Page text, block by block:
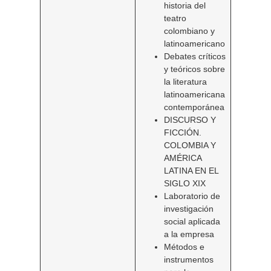
historia del
teatro
colombiano y
latinoamericano
Debates críticos
y teóricos sobre
la literatura
latinoamericana
contemporánea
DISCURSO Y
FICCIÓN.
COLOMBIA Y
AMÉRICA
LATINA EN EL
SIGLO XIX
Laboratorio de
investigación
social aplicada
a la empresa
Métodos e
instrumentos